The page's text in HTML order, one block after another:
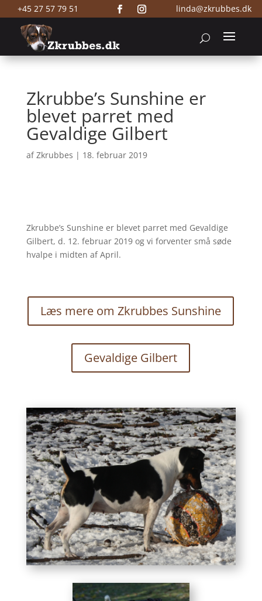
+45 27 57 79 51 linda@zkrubbes.dk
Zkrubbe’s Sunshine er
blevet parret med
Gevaldige Gilbert
afZkrubbes | 18. februar 2019
Zkrubbe’s Sunshine er blevet parret med Gevaldige
Gilbert, d. 12. februar 2019 og vi forventer små søde
hvalpe i midten af April.
Læs mere om Zkrubbes Sunshine
Gevaldige Gilbert